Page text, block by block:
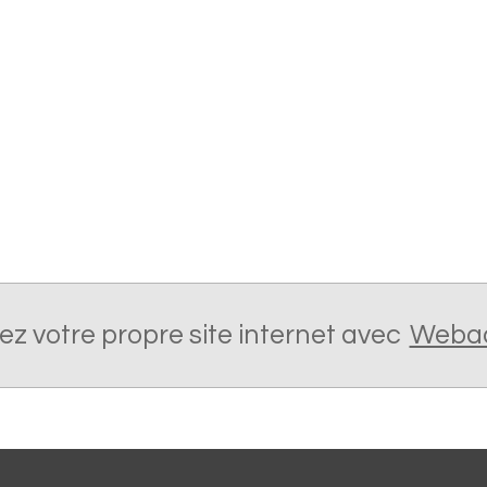
votre propre site internet avec